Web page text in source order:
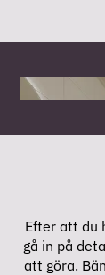
Efter att du
gå in på
att göra.